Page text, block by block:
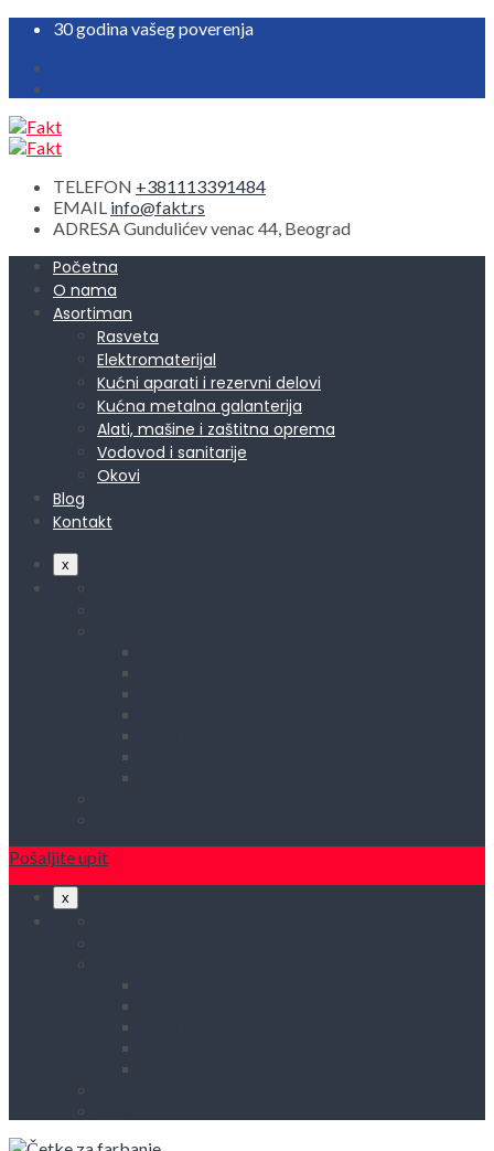
30 godina vašeg poverenja
TELEFON +381113391484
EMAIL info@fakt.rs
ADRESAGundulićev venac 44, Beograd
Početna
O nama
Asortiman
Rasveta
Elektromaterijal
Kućni aparati i rezervni delovi
Kućna metalna galanterija
Alati, mašine i zaštitna oprema
Vodovod i sanitarije
Okovi
Blog
Kontakt
x
Pošaljite upit
x